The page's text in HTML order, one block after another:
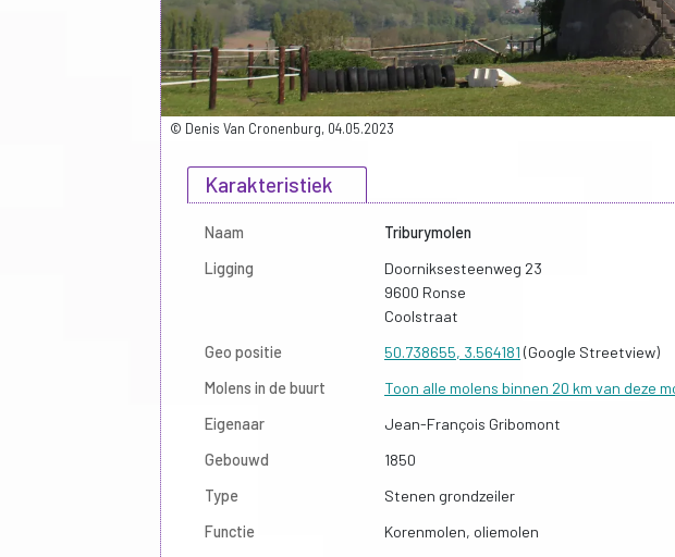
Karakteristiek
Naam
Triburymolen
Ligging
Doorniksesteenweg 23
9600 Ronse
Coolstraat
Geo positie
50.738655, 3.564181 (Google Streetview)
Molens in de buurt
Toon alle molens binnen 20 km van deze
Eigenaar
Jean-François Gribomont
Gebouwd
1850
Type
Stenen grondzeiler
Functie
Korenmolen, oliemolen
© Denis Van Cronenburg, 04.05.2023